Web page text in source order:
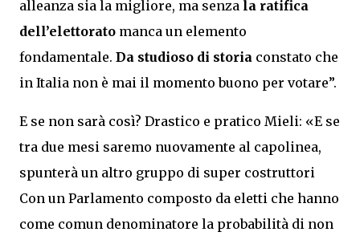
alleanza sia la migliore, ma senza la ratifica
dell’elettorato manca un elemento
fondamentale. Da studioso di storia constato che
in Italia non è mai il momento buono per votare”.
E se non sarà così? Drastico e pratico Mieli: «E se
tra due mesi saremo nuovamente al capolinea,
spunterà un altro gruppo di super costruttori
Con un Parlamento composto da eletti che hanno
come comun denominatore la probabilità di non